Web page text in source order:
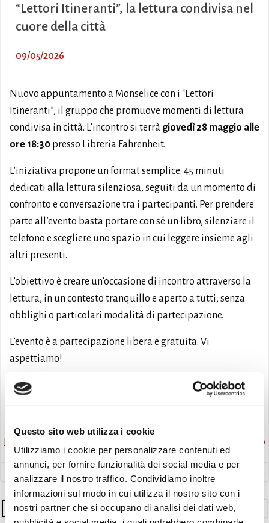
Questo sito web utilizza i cookie
Utilizziamo i cookie per personalizzare contenuti ed
annunci, per fornire funzionalità dei social media e per
analizzare il nostro traffico. Condividiamo inoltre
informazioni sul modo in cui utilizza il nostro sito con i
nostri partner che si occupano di analisi dei dati web,
“Lettori Itineranti”, la lettura condivisa nel
cuore della città
09/05/2026
Nuovo appuntamento a Monselice con i “Lettori
Itineranti”, il gruppo che promuove momenti di lettura
condivisa in città. L’incontro si terrà giovedì 28 maggio alle
ore 18:30 presso Libreria Fahrenheit.
L’iniziativa propone un format semplice: 45 minuti
dedicati alla lettura silenziosa, seguiti da un momento di
confronto e conversazione tra i partecipanti. Per prendere
parte all’evento basta portare con sé un libro, silenziare il
telefono e scegliere uno spazio in cui leggere insieme agli
altri presenti.
L’obiettivo è creare un’occasione di incontro attraverso la
lettura, in un contesto tranquillo e aperto a tutti, senza
obblighi o particolari modalità di partecipazione.
L’evento è a partecipazione libera e gratuita. Vi
aspettiamo!
Avvisi
Post
navigation
Post
navigation
Successivo
Cerca